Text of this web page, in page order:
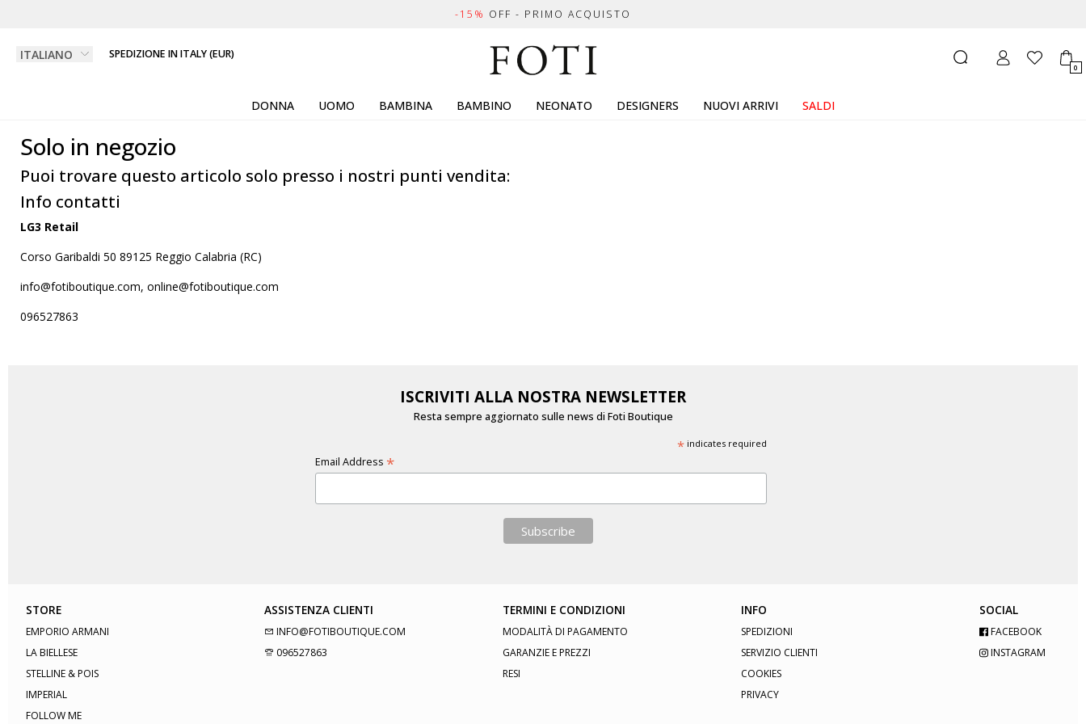
-15% OFF - PRIMO ACQUISTO
SPEDIZIONE IN ITALY (EUR)
0
DONNA UOMO BAMBINA BAMBINO NEONATO DESIGNERS NUOVI ARRIVI SALDI
Solo in negozio
Puoi trovare questo articolo solo presso i nostri punti vendita:
Info contatti
LG3 Retail
Corso Garibaldi 50 89125 Reggio Calabria (RC)
info@fotiboutique.com, online@fotiboutique.com
096527863
ISCRIVITI ALLA NOSTRA NEWSLETTER
Resta sempre aggiornato sulle news di Foti Boutique
*indicates required
Email Address *
STORE
EMPORIO ARMANI
LA BIELLESE
STELLINE & POIS
IMPERIAL
FOLLOW ME
ASSISTENZA CLIENTI
INFO@FOTIBOUTIQUE.COM
096527863
TERMINI E CONDIZIONI
MODALITÀ DI PAGAMENTO
GARANZIE E PREZZI
RESI
INFO
SPEDIZIONI
SERVIZIO CLIENTI
COOKIES
PRIVACY
SOCIAL
FACEBOOK
INSTAGRAM